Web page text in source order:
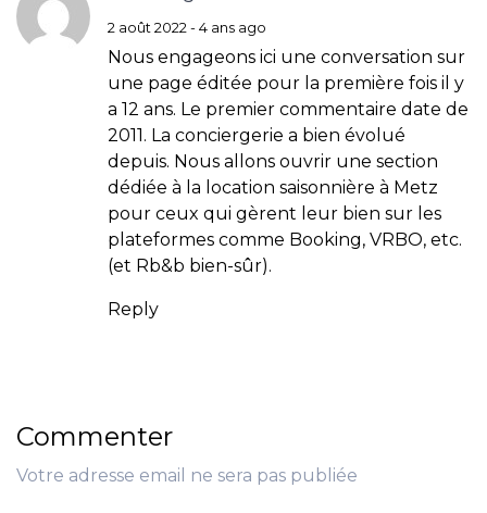
2 août 2022 - 4 ans ago
Nous engageons ici une conversation sur
une page éditée pour la première fois il y
a 12 ans. Le premier commentaire date de
2011. La conciergerie a bien évolué
depuis. Nous allons ouvrir une section
dédiée à la location saisonnière à Metz
pour ceux qui gèrent leur bien sur les
plateformes comme Booking, VRBO, etc.
(et Rb&b bien-sûr).
Reply
Commenter
Votre adresse email ne sera pas publiée